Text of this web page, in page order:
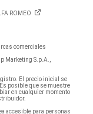
ROMEO
comerciales
Marketing S.p.A.,
El precio inicial se
posible que se muestre
en cualquier momento
accesible para personas